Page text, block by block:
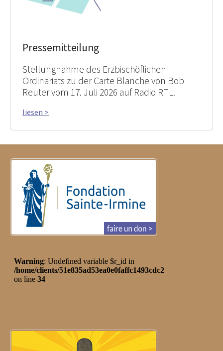
Pressemitteilung
Stellungnahme des Erzbischöflichen
Ordinariats zu der Carte Blanche von Bob
Reuter vom 17. Juli 2026 auf Radio RTL.
liesen >